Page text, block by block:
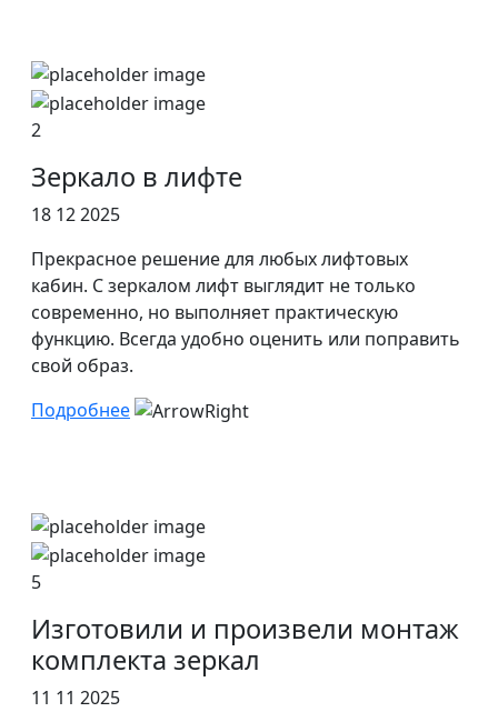
2
Зеркало в лифте
18 12 2025
Прекрасное решение для любых лифтовых
кабин. С зеркалом лифт выглядит не только
современно, но выполняет практическую
функцию. Всегда удобно оценить или поправить
свой образ.
Подробнее
5
Изготовили и произвели монтаж
комплекта зеркал
11 11 2025